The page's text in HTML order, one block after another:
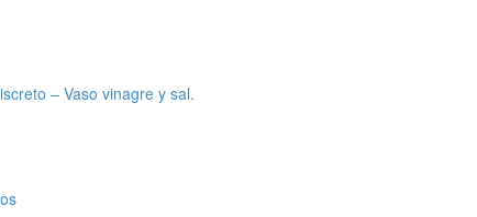
– Vaso vinagre y sal.